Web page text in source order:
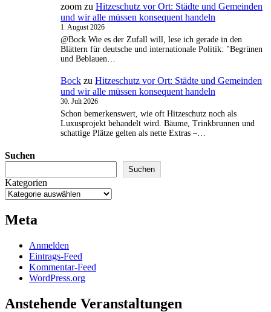
zoom zu Hitzeschutz vor Ort: Städte und Gemeinden
und wir alle müssen konsequent handeln
1. August 2026
@Bock Wie es der Zufall will, lese ich gerade in den
Blättern für deutsche und internationale Politik: "Begrünen
und Beblauen…
Bock zu Hitzeschutz vor Ort: Städte und Gemeinden
und wir alle müssen konsequent handeln
30. Juli 2026
Schon bemerkenswert, wie oft Hitzeschutz noch als
Luxusprojekt behandelt wird. Bäume, Trinkbrunnen und
schattige Plätze gelten als nette Extras –…
Suchen
Suchen
Kategorien
Meta
Anmelden
Eintrags-Feed
Kommentar-Feed
WordPress.org
Anstehende Veranstaltungen